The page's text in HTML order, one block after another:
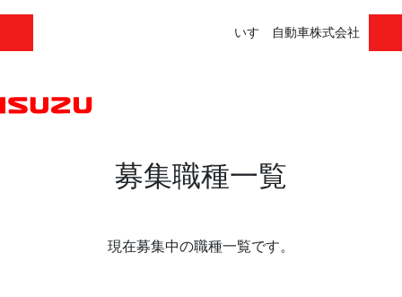
いすゞ自動車株式会社
募集職種一覧
現在募集中の職種一覧です。